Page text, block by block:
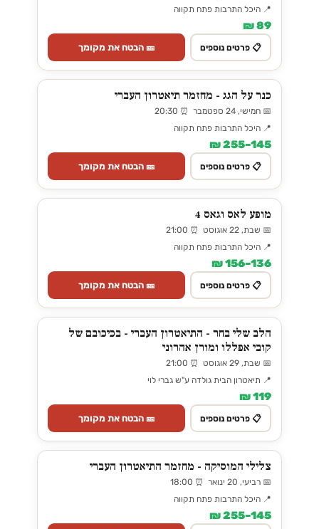
📍 היכל התרבות פתח תקווה
89 ₪
📋 פרטים נוספים 🎫 הבטח את מקומך
כנר על הגג - מחזמר תיאטרון העברי
📅 חמישי, 24 ספטמבר ⏰ 20:30
📍 היכל התרבות פתח תקווה
145–255 ₪
📋 פרטים נוספים 🎫 הבטח את מקומך
מופע לאס וגאס 4
📅 שבת, 22 אוגוסט ⏰ 21:00
📍 היכל התרבות פתח תקווה
136–156 ₪
📋 פרטים נוספים 🎫 הבטח את מקומך
הלב שלי בחר - התיאטרון העברי - בכיכובם של
קובי אפללו ומורן אהרוני
📅 שבת, 29 אוגוסט ⏰ 21:00
📍 תיאטרון הבית גולדה ע"ש גברי לוי
119 ₪
📋 פרטים נוספים 🎫 הבטח את מקומך
צלילי המוסיקה - מחזמר התיאטרון העברי
📅 רביעי, 20 ינואר ⏰ 18:00
📍 היכל התרבות פתח תקווה
145–255 ₪